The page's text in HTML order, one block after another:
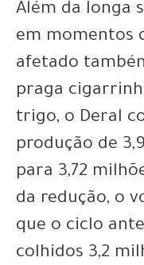
Além da longa
em momentos
afetado
praga
trigo, o Deral
produção de
para 3,72
da redução, o
que o ciclo
colhidos 3,2